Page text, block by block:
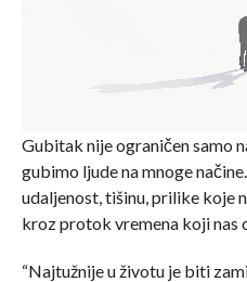
Gubitak nije ograničen samo
gubimo ljude na mnoge
udaljenost, tišinu, prilike koje
kroz protok vremena koji nas
“Najtužnije u životu je biti